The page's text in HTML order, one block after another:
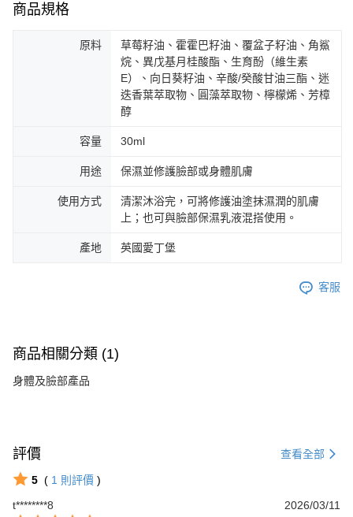
商品規格
原料
草莓籽油、霍霍巴籽油、覆盆子籽油、角鯊
烷、異戊基月桂酸酯、生育酚（維生素
E）、向日葵籽油、辛酸/癸酸甘油三酯、迷
迭香葉萃取物、圓藻萃取物、檸檬烯、芳樟
醇
容量 30ml
用途 保濕並修護臉部或身體肌膚
使用方式
清潔沐浴完，可將修護油塗抹濕潤的肌膚
上；也可與臉部保濕乳液混搭使用。
產地 英國愛丁堡
客服
商品相關分類 (1)
身體及臉部產品
評價 查看全部
5 ( 1 則評價 )
t********8
2026/03/11